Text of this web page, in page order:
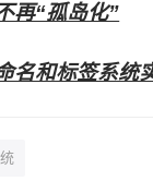
再“孤岛化”
名和标签系统